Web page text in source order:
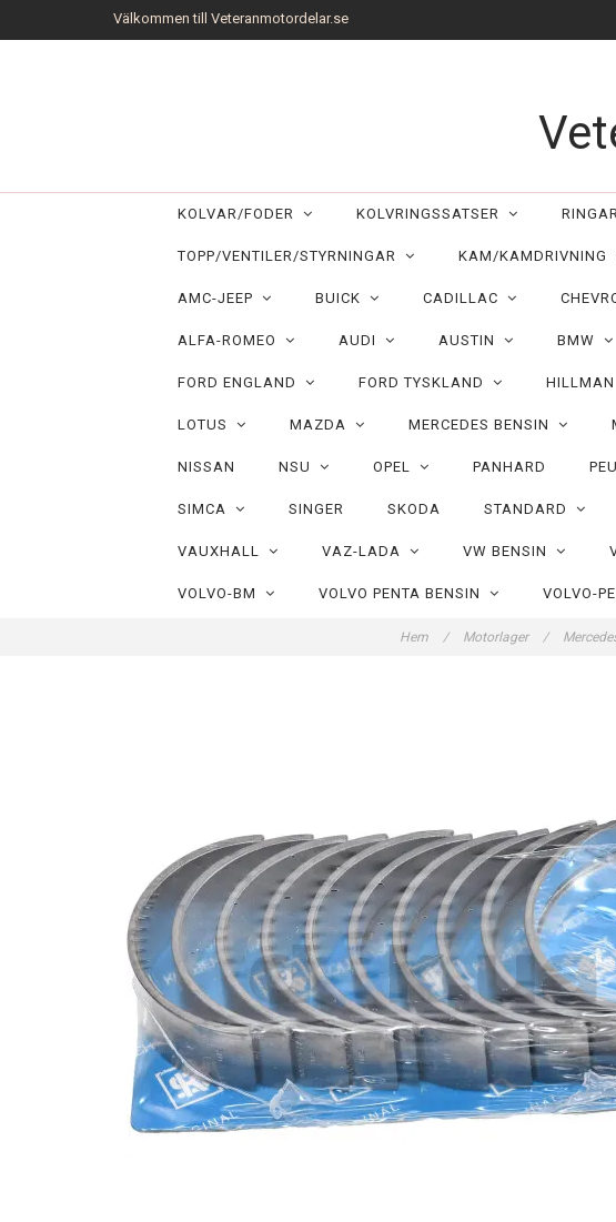
Välkommen till Veteranmotordelar.se
KOLVAR/FODER KOLVRINGSSATSER
TOPP/VENTILER/STYRNINGAR KAM/KAMDRIVNING
AMC-JEEP BUICK CADILLAC
ALFA-ROMEO AUDI AUSTIN BMW
FORD ENGLAND FORD TYSKLAND HILLMAN
LOTUS MAZDA MERCEDES BENSIN
NISSAN NSU OPEL PANHARD
SIMCA SINGER SKODA STANDARD
VAUXHALL VAZ-LADA VW BENSIN
VOLVO-BM VOLVO PENTA BENSIN VOLVO-
Hem / Motorlager /